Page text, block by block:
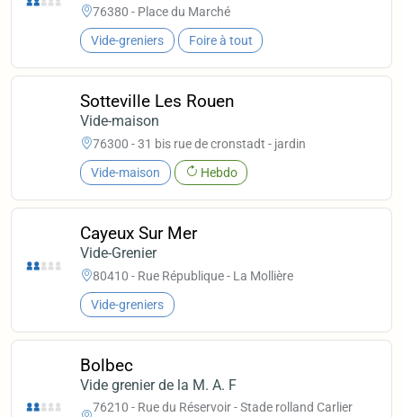
76380 - Place du Marché
Vide-greniers Foire à tout
Sotteville Les Rouen
Vide-maison
76300 - 31 bis rue de cronstadt - jardin
Vide-maison Hebdo
Cayeux Sur Mer
Vide-Grenier
80410 - Rue République - La Mollière
Vide-greniers
Bolbec
Vide grenier de la M. A. F
76210 - Rue du Réservoir - Stade rolland Carlier